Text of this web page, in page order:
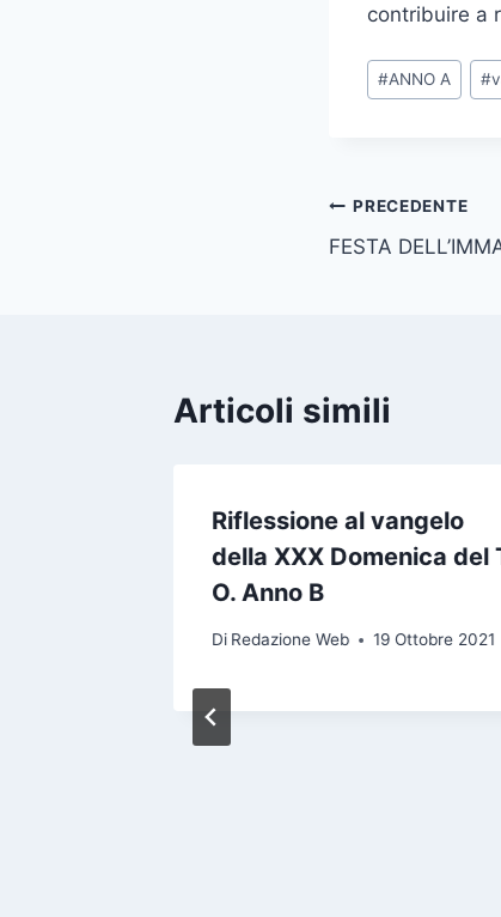
contribuire a
#ANNO A #
PRECEDENTE
FESTA
Articoli simili
Riflessione al vangelo
della XXX Domenica del
O. Anno B
Di Redazione Web 19 Ottobre 2021